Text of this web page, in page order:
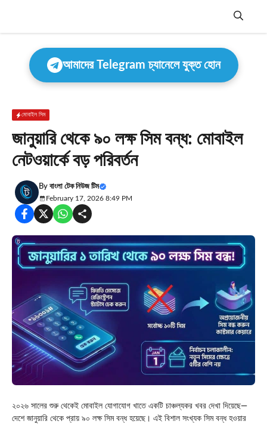
Menu
আমাদের Telegram চ্যানেলে যুক্ত হোন
মোবাইল সিম
জানুয়ারি থেকে ৯০ লক্ষ সিম বন্ধ: মোবাইল
নেটওয়ার্কে বড় পরিবর্তন
By বাংলা টেক নিউজ টিম
February 17, 2026 8:49 PM
২০২৬ সালের শুরু থেকেই মোবাইল যোগাযোগ খাতে একটি চাঞ্চল্যকর খবর দেখা দিয়েছে—
দেশে জানুয়ারি থেকে প্রায় ৯০ লক্ষ সিম বন্ধ হয়েছে। এই বিশাল সংখ্যক সিম বন্ধ হওয়ার